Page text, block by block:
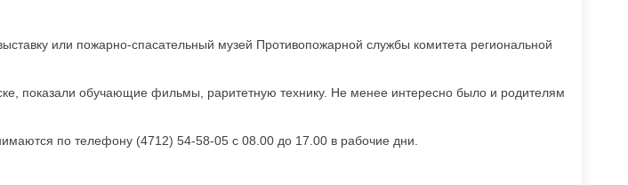
или пожарно-спасательный музей Противопожарной службы комитета региональной
показали обучающие фильмы, раритетную технику. Не менее интересно было и родителям
по телефону (4712) 54-58-05 с 08.00 до 17.00 в рабочие дни.